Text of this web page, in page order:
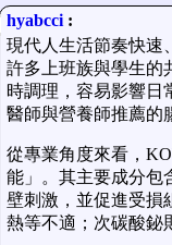
hyabcci:
現代人生活節奏快速
許多上班族與學生的
時調理，容易影響日
醫師與營養師推薦的
從專業角度來看，
能」。其主要成分包
壁刺激，並促進受損
熱等不適；次碳酸鉍